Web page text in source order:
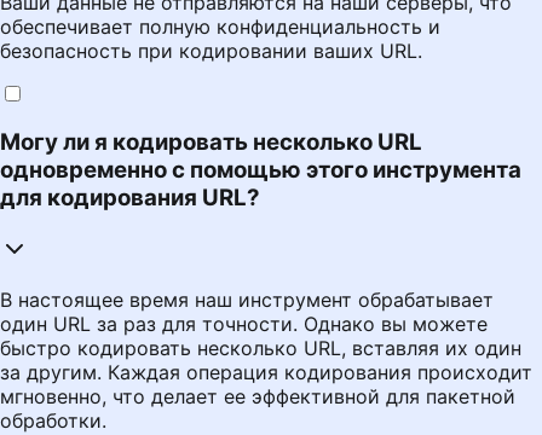
обеспечивает полную конфиденциальность и
безопасность при кодировании ваших URL.
Могу ли я кодировать несколько URL
одновременно с помощью этого инструмента
для кодирования URL?
В настоящее время наш инструмент обрабатывает
один URL за раз для точности. Однако вы можете
быстро кодировать несколько URL, вставляя их один
за другим. Каждая операция кодирования происходит
мгновенно, что делает ее эффективной для пакетной
обработки.